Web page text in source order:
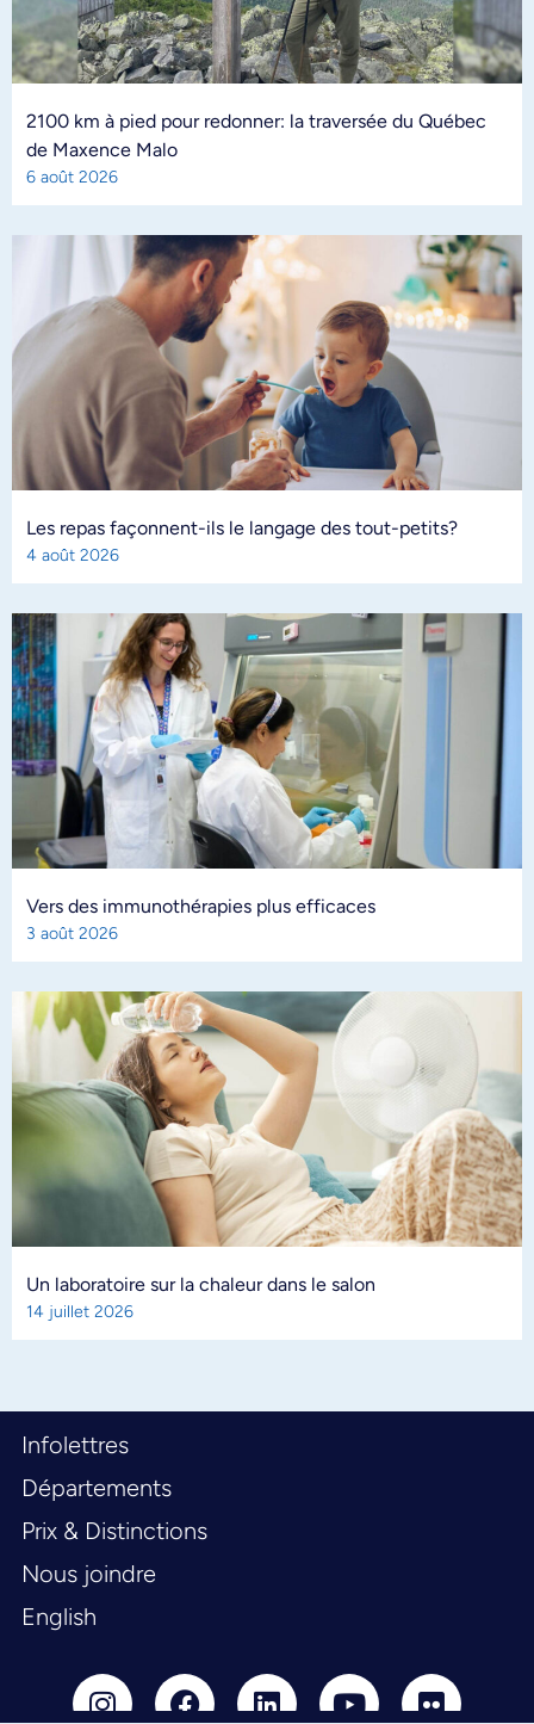
2100 km à pied pour redonner: la traversée du Québec
de Maxence Malo
6 août 2026
Les repas façonnent-ils le langage des tout-petits?
4 août 2026
Vers des immunothérapies plus efficaces
3 août 2026
Un laboratoire sur la chaleur dans le salon
14 juillet 2026
Infolettres
Départements
Prix & Distinctions
Nous joindre
English